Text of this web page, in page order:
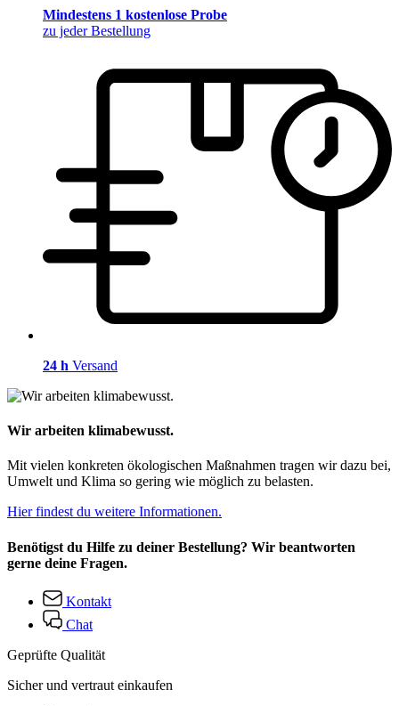
Mindestens 1 kostenlose Probe
zu jeder Bestellung
24 h Versand
Wir arbeiten klimabewusst.
Mit vielen konkreten ökologischen Maßnahmen tragen wir dazu bei,
Umwelt und Klima so gering wie möglich zu belasten.
Hier findest du weitere Informationen.
Benötigst du Hilfe zu deiner Bestellung? Wir beantworten
gerne deine Fragen.
Kontakt
Chat
Geprüfte Qualität
Sicher und vertraut einkaufen